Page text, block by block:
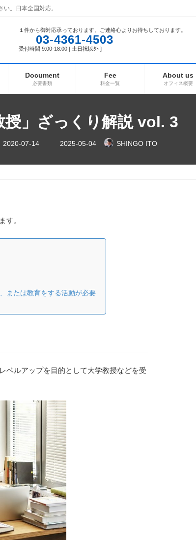
。日本全国対応。
１件から御対応承っております。ご連絡心よりお待ちしております。
03-4361-4503
受付時間 9:00-18:00 [ 土日祝以外 ]
Document
必要書類
Fee
料金一覧
About us
オフィス概要
授」ざっくり解説 vol. 3
2020-07-14
最
終
日
2025-05-04 SHINGO ITO
す。
または教育をする活動が必要
ベルアップを目的として大学教授などを受